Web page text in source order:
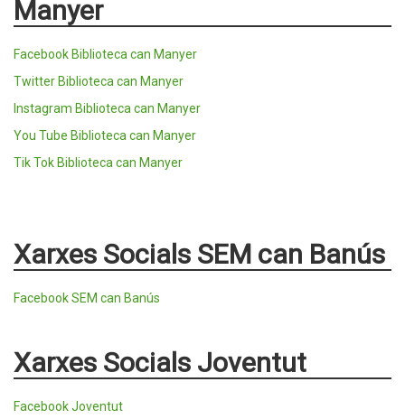
Manyer
Facebook Biblioteca can Manyer
Twitter Biblioteca can Manyer
Instagram Biblioteca can Manyer
You Tube Biblioteca can Manyer
Tik Tok Biblioteca can Manyer
Xarxes Socials SEM can Banús
Facebook SEM can Banús
Xarxes Socials Joventut
Facebook Joventut